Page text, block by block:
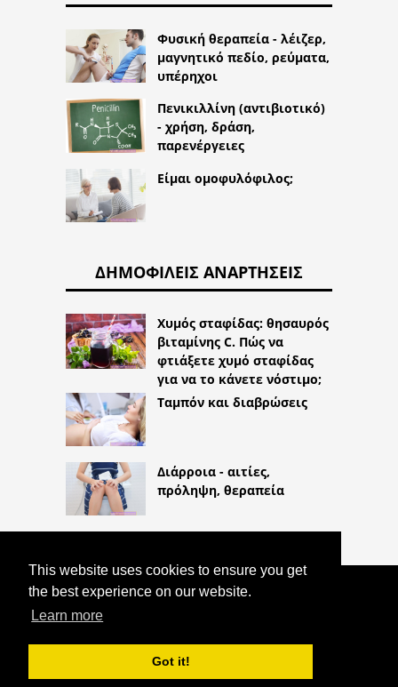
This website uses cookies to ensure you get
the best experience on our website.
Learn more
Got it!
Φυσική θεραπεία - λέιζερ,
μαγνητικό πεδίο, ρεύματα,
υπέρηχοι
Πενικιλλίνη (αντιβιοτικό)
- χρήση, δράση,
παρενέργειες
Είμαι ομοφυλόφιλος;
ΔΗΜΟΦΙΛΕΊΣ ΑΝΑΡΤΉΣΕΙΣ
Χυμός σταφίδας: θησαυρός
βιταμίνης C. Πώς να
φτιάξετε χυμό σταφίδας
για να το κάνετε νόστιμο;
Ταμπόν και διαβρώσεις
Διάρροια - αιτίες,
πρόληψη, θεραπεία
COPYRIGHT 2026
ΡΙΣΠΕΡΙΔΌΝΗ: ΕΝΔΕΊΞΕΙΣ, ΔΟΣΟΛΟΓΊΑ
ΚΑΙ ΠΑΡΕΝΈΡΓΕΙΕΣ